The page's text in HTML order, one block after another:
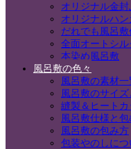
オリジナル金封
オリジナルハン
だれでも風呂
全面オートシ
本染め風呂敷
風呂敷の色々
風呂敷の素材一
風呂敷のサイ
縫製＆ヒートカ
風呂敷仕様と
風呂敷の包み方
包装やのしにつ